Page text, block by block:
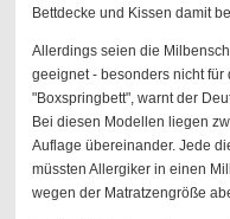
Bettdecke und Kissen damit
Allerdings seien die
geeignet - besonders nicht
"Boxspringbett", warnt der
Bei diesen Modellen liegen
Auflage übereinander. Jede
müssten Allergiker in einen
wegen der Matratzengröße